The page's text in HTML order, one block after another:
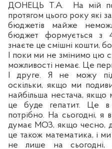
ДОНЕЦЬ Т.А.
На мій
протягом цього року які
бюджетів майже
бюджет формується з 4
знаєте це смішні кошти,
І поки ми не змінимо цю
можливості немає. Це
Ідруге. Я не можу п
оскільки, якщо ми
найбільша нестача,
це буде гепатит. Це в
потрібно. На сьогодні,
думає МОЗ, якщо чесно,
це також математика, і
не лише на